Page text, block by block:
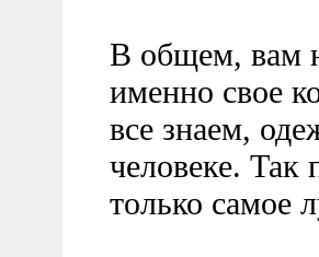
В общем, вам
именно свое
все знаем,
человеке. Так
только самое